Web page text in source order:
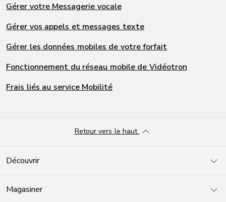
Gérer votre Messagerie vocale
Gérer vos appels et messages texte
Gérer les données mobiles de votre forfait
Fonctionnement du réseau mobile de Vidéotron
Frais liés au service Mobilité
Découvrir
Magasiner
Retour vers le haut